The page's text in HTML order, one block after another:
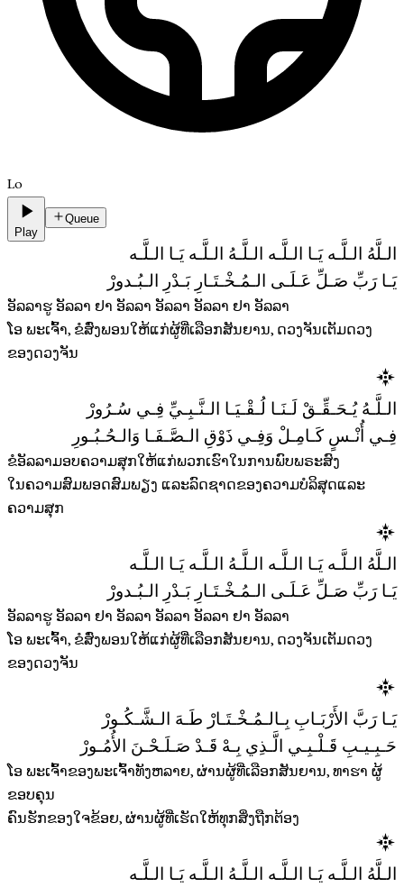
Lo
Play
Queue
الـلَّهُ الـلَّـه يَـا الـلَّـه الـلَّـهُ الـلَّـه يَـا الـلَّـه
يَـا رَبِّ صَـلِّ عَـلَـى الـمُـخْـتَـارِ بَـدْرِ الـبُـدورْ
ອັລລາຮູ ອັລລາ ຢາ ອັລລາ ອັລລາ ອັລລາ ຢາ ອັລລາ
ໂອ ພະເຈົ້າ, ຂໍສົ່ງພອນໃຫ້ແກ່ຜູ້ທີ່ເລືອກສັນຍານ, ດວງຈັນເຕັມດວງ
ຂອງດວງຈັນ
الـلَّـهُ يُـحَـقِّـقْ لَـنَـا لُـقْـيَـا الـنَّـبِـيِّ فِـي سُـرُورْ
فِـي أُنْـسٍ كَـامِـلْ وَفِـي ذَوْقِ الـصَّـفَـا وَالـحُـبُـورِ
ຂໍອັລລາມອບຄວາມສຸກໃຫ້ແກ່ພວກເຮົາໃນການພົບພຣະສົງ
ໃນຄວາມສົມພອດສົມພຽງ ແລະລົດຊາດຂອງຄວາມບໍລິສຸດແລະ
ຄວາມສຸກ
الـلَّهُ الـلَّـه يَـا الـلَّـه الـلَّـهُ الـلَّـه يَـا الـلَّـه
يَـا رَبِّ صَـلِّ عَـلَـى الـمُـخْـتَـارِ بَـدْرِ الـبُـدورْ
ອັລລາຮູ ອັລລາ ຢາ ອັລລາ ອັລລາ ອັລລາ ຢາ ອັລລາ
ໂອ ພະເຈົ້າ, ຂໍສົ່ງພອນໃຫ້ແກ່ຜູ້ທີ່ເລືອກສັນຍານ, ດວງຈັນເຕັມດວງ
ຂອງດວງຈັນ
يَـا رَبَّ الأَرْبَـابِ بِـالـمُـخْـتَـارْ طَـهَ الـشَّـكُـورْ
حَـبِـيـبِ قَـلْـبِـي الَّـذِي بِـهْ قَـدْ صَـلَـحْـنَ الأُمُـورْ
ໂອ ພະເຈົ້າຂອງພະເຈົ້າທັງຫລາຍ, ຜ່ານຜູ້ທີ່ເລືອກສັນຍານ, ທາຮາ ຜູ້
ຂອບຄຸນ
ຄົນຮັກຂອງໃຈຂ້ອຍ, ຜ່ານຜູ້ທີ່ເຮັດໃຫ້ທຸກສິ່ງຖືກຕ້ອງ
الـلَّهُ الـلَّـه يَـا الـلَّـه الـلَّـهُ الـلَّـه يَـا الـلَّـه